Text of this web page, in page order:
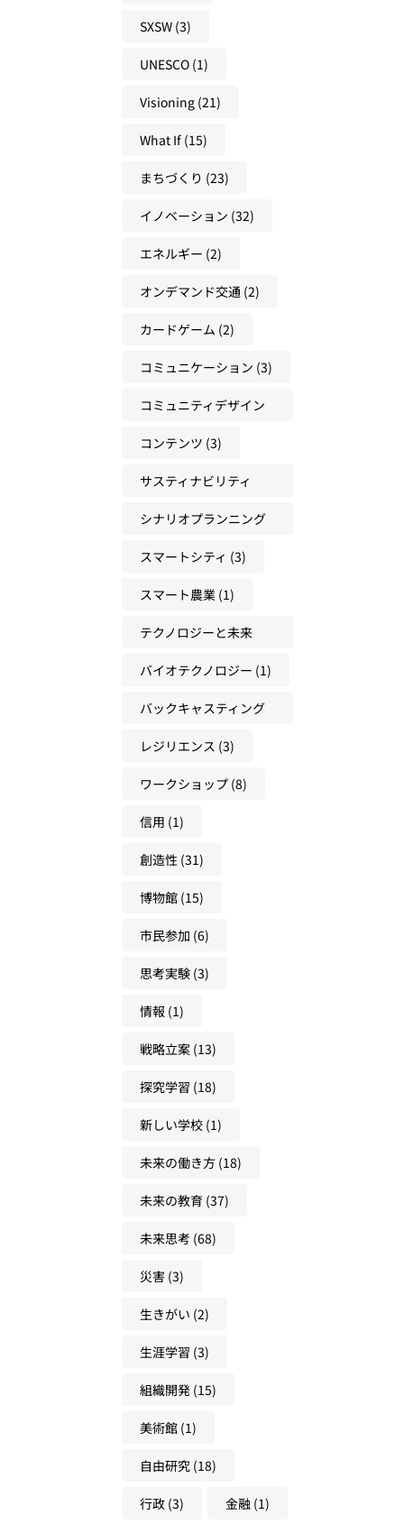
て
SXSW (3)
UNESCO (1)
Visioning (21)
What If (15)
まちづくり (23)
イノベーション (32)
エネルギー (2)
オンデマンド交通 (2)
カードゲーム (2)
コミュニケーション (3)
コミュニティデザイン
(3)
コンテンツ (3)
サスティナビリティ
(22)
シナリオプランニング
(17)
スマートシティ (3)
スマート農業 (1)
テクノロジーと未来
(18)
バイオテクノロジー (1)
バックキャスティング
(31)
レジリエンス (3)
ワークショップ (8)
信用 (1)
創造性 (31)
博物館 (15)
市民参加 (6)
思考実験 (3)
情報 (1)
戦略立案 (13)
探究学習 (18)
新しい学校 (1)
未来の働き方 (18)
未来の教育 (37)
未来思考 (68)
災害 (3)
生きがい (2)
生涯学習 (3)
組織開発 (15)
美術館 (1)
自由研究 (18)
行政 (3) 金融 (1)